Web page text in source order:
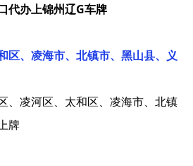
代办上锦州辽G车牌
区、凌海市、北镇市、黑山县、义
、凌河区、太和区、凌海市、北镇
牌